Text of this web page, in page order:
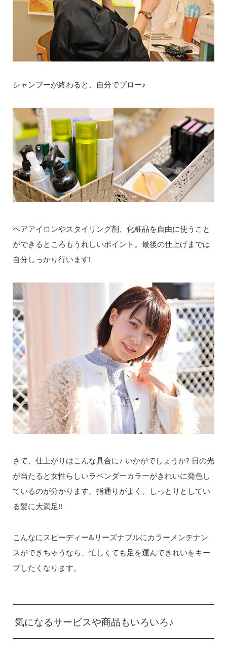
シャンプーが終わると、自分でブロー♪
ヘアアイロンやスタイリング剤、化粧品を自由に使うこと
ができるところもうれしいポイント。最後の仕上げまでは
自分しっかり行います!
さて、仕上がりはこんな具合に♪ いかがでしょうか? 日の光
が当たると女性らしいラベンダーカラーがきれいに発色し
ているのが分かります。指通りがよく、しっとりとしてい
る髪に大満足!!
こんなにスピーディー&リーズナブルにカラーメンテナン
スができちゃうなら、忙しくても足を運んできれいをキー
プしたくなります。
気になるサービスや商品もいろいろ♪